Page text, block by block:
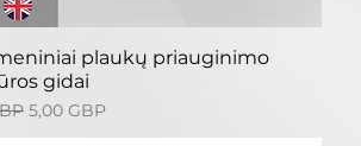
Greita peržiūra
plaukų priauginimo
gidai
kaina
Pardavimo kaina
5,00 GBP